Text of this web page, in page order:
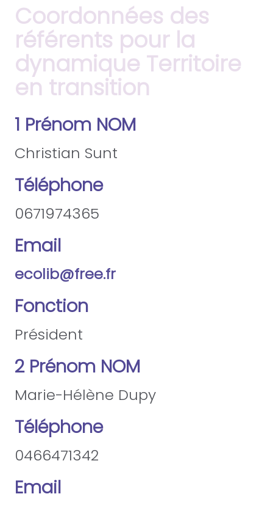
Coordonnées des
référents pour la
dynamique Territoire
en transition
1 Prénom NOM
Christian Sunt
Téléphone
0671974365
Email
ecolib@free.fr
Fonction
Président
2 Prénom NOM
Marie-Hélène Dupy
Téléphone
0466471342
Email